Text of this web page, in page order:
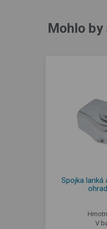
Mohlo by
Spojka lanká
V